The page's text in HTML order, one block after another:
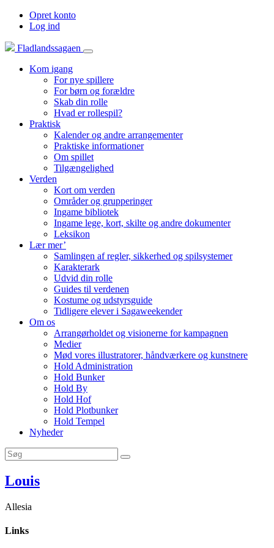
Opret konto
Log ind
Fladlandssagaen
Kom igang
For nye spillere
For børn og forældre
Skab din rolle
Hvad er rollespil?
Praktisk
Kalender og andre arrangementer
Praktiske informationer
Om spillet
Tilgængelighed
Verden
Kort om verden
Områder og grupperinger
Ingame bibliotek
Ingame lege, kort, skilte og andre dokumenter
Leksikon
Lær mer’
Samlingen af regler, sikkerhed og spilsystemer
Karakterark
Udvid din rolle
Guides til verdenen
Kostume og udstyrsguide
Tidligere elever i Sagaweekender
Om os
Arrangørholdet og visionerne for kampagnen
Medier
Mød vores illustratorer, håndværkere og kunstnere
Hold Administration
Hold Bunker
Hold By
Hold Hof
Hold Plotbunker
Hold Tempel
Nyheder
Louis
Allesia
Links